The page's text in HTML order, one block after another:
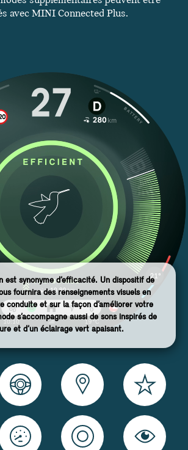
avec MINI Connected Plus.
est synonyme d’efficacité. Un dispositif de
fournira des renseignements visuels en
conduite et sur la façon d’améliorer votre
s’accompagne aussi de sons inspirés de
et d’un éclairage vert apaisant.